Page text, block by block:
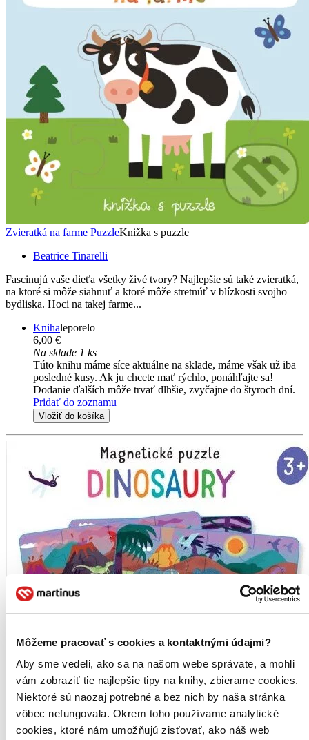
Môžeme pracovať s cookies a kontaktnými údajmi?
Aby sme vedeli, ako sa na našom webe správate, a mohli
vám zobraziť tie najlepšie tipy na knihy, zbierame cookies.
Niektoré sú naozaj potrebné a bez nich by naša stránka
vôbec nefungovala. Okrem toho používame analytické
cookies, ktoré nám umožňujú zisťovať, ako náš web
Zvieratká na farme PuzzleKnižka s puzzle
Beatrice Tinarelli
Fascinujú vaše dieťa všetky živé tvory? Najlepšie sú také zvieratká,
na ktoré si môže siahnuť a ktoré môže stretnúť v blízkosti svojho
bydliska. Hoci na takej farme...
Knihaleporelo
6,00 €
Na sklade 1 ks
Túto knihu máme síce aktuálne na sklade, máme však už iba
posledné kusy. Ak ju chcete mať rýchlo, ponáhľajte sa!
Dodanie ďalších môže trvať dlhšie, zvyčajne do štyroch dní.
Pridať do zoznamu
Vložiť do košíka